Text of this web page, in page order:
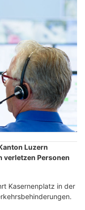
Luzern
verletzen Personen
Kasernenplatz in der